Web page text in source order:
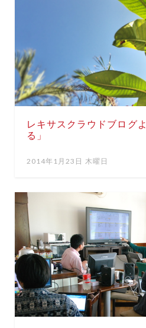
レキサスクラウドブログ
る」
2014年1月23日 木曜日